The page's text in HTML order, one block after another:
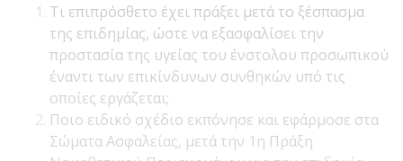
Τι επιπρόσθετο έχει πράξει μετά το ξέσπασμα
της επιδημίας, ώστε να εξασφαλίσει την
προστασία της υγείας του ένστολου προσωπικού
έναντι των επικίνδυνων συνθηκών υπό τις
οποίες εργάζεται;
Ποιο ειδικό σχέδιο εκπόνησε και εφάρμοσε στα
Σώματα Ασφαλείας, μετά την 1η Πράξη